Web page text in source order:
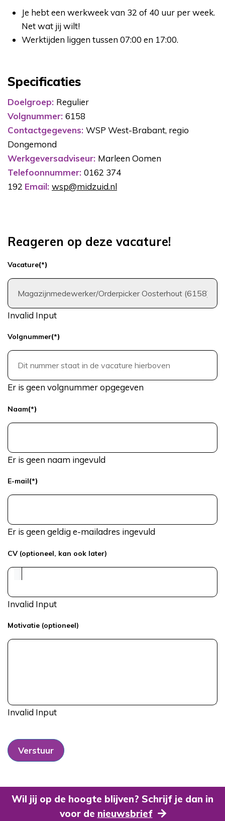
Je hebt een werkweek van 32 of 40 uur per week.
Net wat jij wilt!
Werktijden liggen tussen 07:00 en 17:00.
Specificaties
Doelgroep: Regulier
Volgnummer: 6158
Contactgegevens: WSP West-Brabant, regio
Dongemond
Werkgeversadviseur: Marleen Oomen
Telefoonnummer: 0162 374
192 Email: wsp@midzuid.nl
Reageren op deze vacature!
Vacature(*)
Invalid Input
Volgnummer(*)
Er is geen volgnummer opgegeven
Naam(*)
Er is geen naam ingevuld
E-mail(*)
Er is geen geldig e-mailadres ingevuld
CV (optioneel, kan ook later)
Invalid Input
Motivatie (optioneel)
Invalid Input
Verstuur
Wil jij op de hoogte blijven? Schrijf je dan in
voor de nieuwsbrief